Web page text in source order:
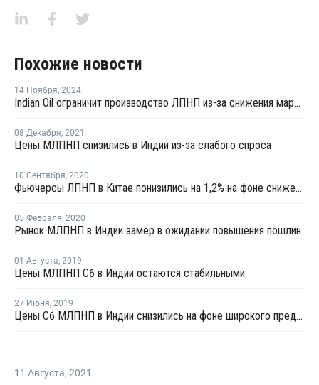
Похожие новости
14 Ноября, 2024
Indian Oil ограничит производство ЛПНП из-за снижения маржи
08 Декабря, 2021
Цены МЛПНП снизились в Индии из-за слабого спроса
10 Сентября, 2020
Фьючерсы ЛПНП в Китае понизились на 1,2% на фоне снижения котировок нефти
05 Февраля, 2020
Рынок МЛПНП в Индии замер в ожидании повышения пошлин
01 Августа, 2019
Цены МЛПНП С6 в Индии остаются стабильными
27 Июня, 2019
Цены C6 МЛПНП в Индии снизились на фоне широкого предложения
11 Августа, 2021